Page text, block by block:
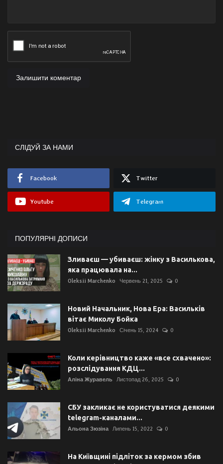
Залишити коментар
СЛІДУЙ ЗА НАМИ
Facebook Twitter
Youtube Telegram
ПОПУЛЯРНІ ДОПИСИ
Зливаєш — убиваєш: жінку з Василькова,
яка працювала на...
Oleksii Marchenko Червень 21, 2025 0
Новий Начальник, Нова Ера: Васильків
вітає Миколу Бойка
Oleksii Marchenko Січень 15, 2024 0
Коли керівництво каже «все схвачено»:
розслідування КДЦ...
Аліна Журавель Листопад 26, 2025 0
СБУ закликає не користуватися деякими
telegram-каналами...
Альона Зюзіна Липень 15, 2022 0
На Київщині підліток за кермом збив